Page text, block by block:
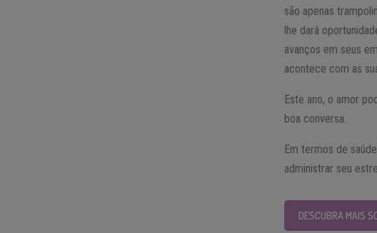
são apenas
lhe dará
avanços em seus
acontece com as
Este ano, o amor
boa conversa.
Em termos de
administrar seu
DESCUBRA MAIS